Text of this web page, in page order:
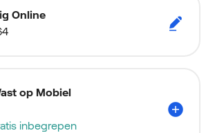
Online
op Mobiel
inbegrepen